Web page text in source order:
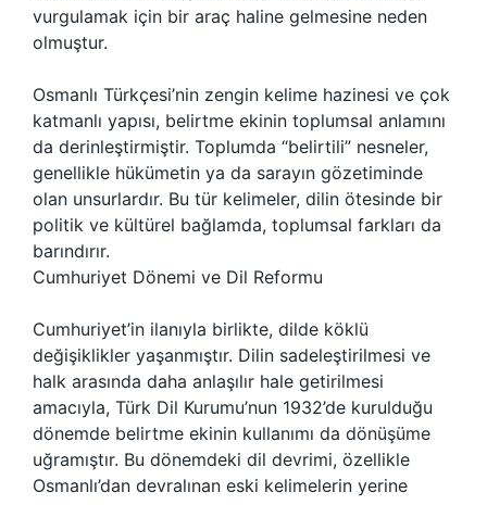
vurgulamak için bir araç haline gelmesine neden
olmuştur.
Osmanlı Türkçesi’nin zengin kelime hazinesi ve çok
katmanlı yapısı, belirtme ekinin toplumsal anlamını
da derinleştirmiştir. Toplumda “belirtili” nesneler,
genellikle hükümetin ya da sarayın gözetiminde
olan unsurlardır. Bu tür kelimeler, dilin ötesinde bir
politik ve kültürel bağlamda, toplumsal farkları da
barındırır.
Cumhuriyet Dönemi ve Dil Reformu
Cumhuriyet’in ilanıyla birlikte, dilde köklü
değişiklikler yaşanmıştır. Dilin sadeleştirilmesi ve
halk arasında daha anlaşılır hale getirilmesi
amacıyla, Türk Dil Kurumu’nun 1932’de kurulduğu
dönemde belirtme ekinin kullanımı da dönüşüme
uğramıştır. Bu dönemdeki dil devrimi, özellikle
Osmanlı’dan devralınan eski kelimelerin yerine